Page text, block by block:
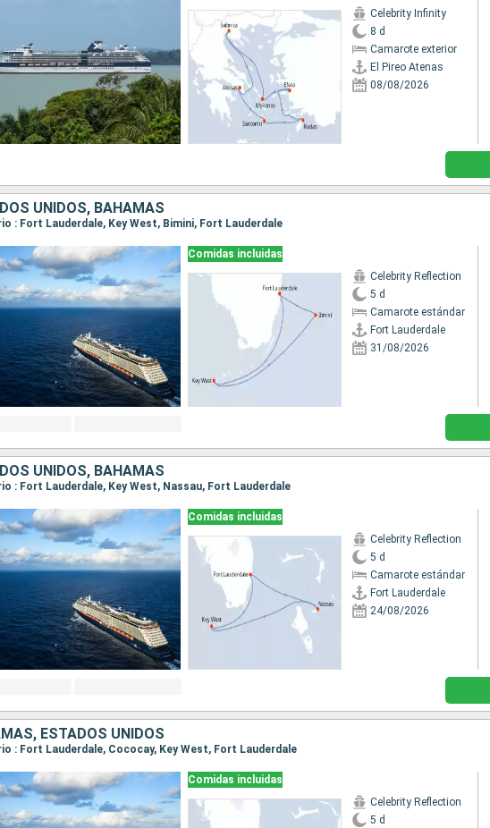
Celebrity Infinity
8 d
Camarote exterior
El Pireo Atenas
08/08/2026
UNIDOS, BAHAMAS
: Fort Lauderdale, Key West, Bimini, Fort Lauderdale
Comidas incluidas
Celebrity Reflection
5 d
Camarote estándar
Fort Lauderdale
31/08/2026
UNIDOS, BAHAMAS
: Fort Lauderdale, Key West, Nassau, Fort Lauderdale
Comidas incluidas
Celebrity Reflection
5 d
Camarote estándar
Fort Lauderdale
24/08/2026
ESTADOS UNIDOS
: Fort Lauderdale, Cococay, Key West, Fort Lauderdale
Comidas incluidas
Celebrity Reflection
5 d